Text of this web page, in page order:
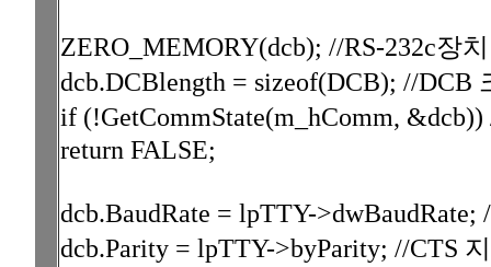
ZERO_MEMORY(dcb); //RS-232c장
dcb.DCBlength = sizeof(DCB); //DCB
if (!GetCommState(m_hComm,
return FALSE;
dcb.BaudRate = lpTTY-
dcb.Parity = lpTTY->byParity; //CTS